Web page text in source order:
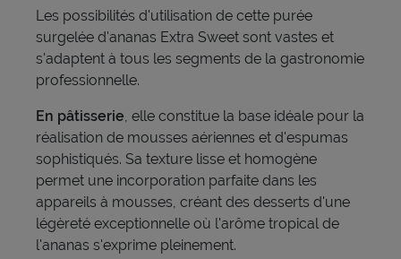
Les possibilités d'utilisation de cette purée
surgelée d'ananas Extra Sweet sont vastes et
s'adaptent à tous les segments de la gastronomie
professionnelle.
En pâtisserie, elle constitue la base idéale pour la
réalisation de mousses aériennes et d'espumas
sophistiqués. Sa texture lisse et homogène
permet une incorporation parfaite dans les
appareils à mousses, créant des desserts d'une
légèreté exceptionnelle où l'arôme tropical de
l'ananas s'exprime pleinement.